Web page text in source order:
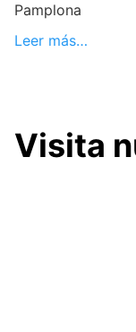
Pamplona
Leer más…
Visita